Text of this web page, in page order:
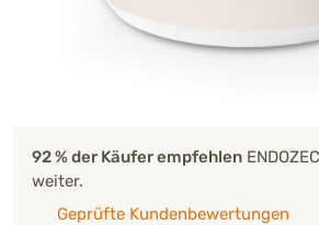
92 % der Käufer empfehlen
weiter.
Geprüfte Kundenbewertungen